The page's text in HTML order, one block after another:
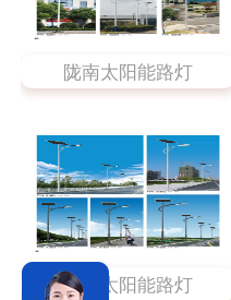
陇南太阳能路灯
陇南太阳能路灯